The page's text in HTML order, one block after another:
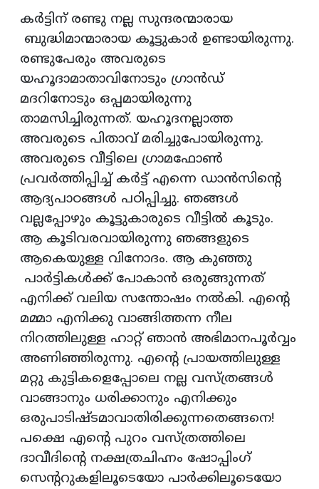
കര്‍ട്ടിന് രണ്ടു നല്ല സുന്ദരന്മാരായ
ബുദ്ധിമാന്മാരായ കൂട്ടുകാര്‍ ഉണ്ടായിരുന്നു.
രണ്ടുപേരും അവരുടെ
യഹൂദാമാതാവിനോടും ഗ്രാന്‍ഡ്
മദറിനോടും ഒപ്പമായിരുന്നു
താമസിച്ചിരുന്നത്. യഹൂദനല്ലാത്ത
അവരുടെ പിതാവ് മരിച്ചുപോയിരുന്നു.
അവരുടെ വീട്ടിലെ ഗ്രാമഫോണ്‍
പ്രവര്‍ത്തിപ്പിച്ച് കര്‍ട്ട് എന്നെ ഡാന്‍സിന്റെ
ആദ്യപാഠങ്ങള്‍ പഠിപ്പിച്ചു. ഞങ്ങള്‍
വല്ലപ്പോഴും കൂട്ടുകാരുടെ വീട്ടില്‍ കൂടും.
ആ കൂടിവരവായിരുന്നു ഞങ്ങളുടെ
ആകെയുള്ള വിനോദം. ആ കുഞ്ഞു
പാര്‍ട്ടികള്‍ക്ക് പോകാന്‍ ഒരുങ്ങുന്നത്
എനിക്ക് വലിയ സന്തോഷം നല്‍കി. എന്റെ
മമ്മാ എനിക്കു വാങ്ങിത്തന്ന നീല
നിറത്തിലുള്ള ഹാറ്റ് ഞാന്‍ അഭിമാനപൂര്‍വ്വം
അണിഞ്ഞിരുന്നു. എന്റെ പ്രായത്തിലുള്ള
മറ്റു കുട്ടികളെപ്പോലെ നല്ല വസ്ത്രങ്ങള്‍
വാങ്ങാനും ധരിക്കാനും എനിക്കും
ഒരുപാടിഷ്ടമാവാതിരിക്കുന്നതെങ്ങനെ!
പക്ഷെ എന്റെ പുറം വസ്ത്രത്തിലെ
ദാവീദിന്റെ നക്ഷത്രചിഹ്നം ഷോപ്പിംഗ്
സെന്ററുകളിലൂടെയോ പാര്‍ക്കിലൂടെയോ